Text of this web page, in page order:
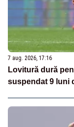
7 aug. 2026, 17:16
Lovitură dură
suspendat 9 luni